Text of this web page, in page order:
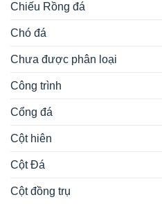
Chiếu Rồng đá
Chó đá
Chưa được phân loại
Công trình
Cổng đá
Cột hiên
Cột Đá
Cột đồng trụ